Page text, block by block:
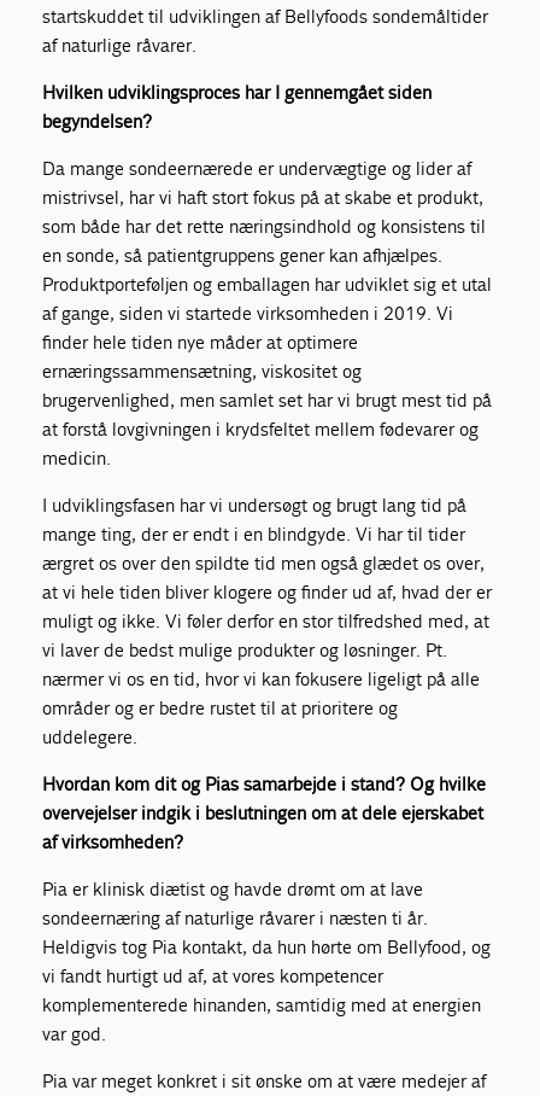
startskuddet til udviklingen af Bellyfoods sondemåltider
af naturlige råvarer.
Hvilken udviklingsproces har I gennemgået siden
begyndelsen?
Da mange sondeernærede er undervægtige og lider af
mistrivsel, har vi haft stort fokus på at skabe et produkt,
som både har det rette næringsindhold og konsistens til
en sonde, så patientgruppens gener kan afhjælpes.
Produktporteføljen og emballagen har udviklet sig et utal
af gange, siden vi startede virksomheden i 2019. Vi
finder hele tiden nye måder at optimere
ernæringssammensætning, viskositet og
brugervenlighed, men samlet set har vi brugt mest tid på
at forstå lovgivningen i krydsfeltet mellem fødevarer og
medicin.
I udviklingsfasen har vi undersøgt og brugt lang tid på
mange ting, der er endt i en blindgyde. Vi har til tider
ærgret os over den spildte tid men også glædet os over,
at vi hele tiden bliver klogere og finder ud af, hvad der er
muligt og ikke. Vi føler derfor en stor tilfredshed med, at
vi laver de bedst mulige produkter og løsninger. Pt.
nærmer vi os en tid, hvor vi kan fokusere ligeligt på alle
områder og er bedre rustet til at prioritere og
uddelegere.
Hvordan kom dit og Pias samarbejde i stand? Og hvilke
overvejelser indgik i beslutningen om at dele ejerskabet
af virksomheden?
Pia er klinisk diætist og havde drømt om at lave
sondeernæring af naturlige råvarer i næsten ti år.
Heldigvis tog Pia kontakt, da hun hørte om Bellyfood, og
vi fandt hurtigt ud af, at vores kompetencer
komplementerede hinanden, samtidig med at energien
var god.
Pia var meget konkret i sit ønske om at være medejer af